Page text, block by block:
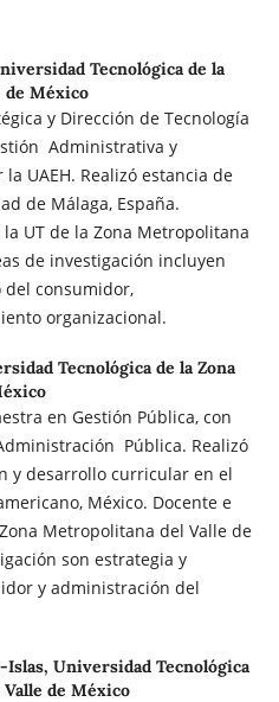
Tecnológica de la
de México
y Dirección de Tecnología
Administrativa y
UAEH. Realizó estancia de
de Málaga, España.
UT de la Zona Metropolitana
de investigación incluyen
consumidor,
organizacional.
Tecnológica de la Zona
en Gestión Pública, con
Pública. Realizó
y desarrollo curricular en el
México. Docente e
Metropolitana del Valle de
son estrategia y
y administración del
Islas, Universidad Tecnológica
de México